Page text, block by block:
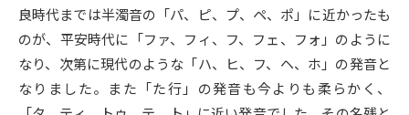
オープンキャンパスなどを調べる
オープンキャンパス検索 実施プログラムから探す
良時代までは半濁音の「パ、ピ、プ、ペ、ポ」に近かったも
のが、平安時代に「ファ、フィ、フ、フェ、フォ」のように
なり、次第に現代のような「ハ、ヒ、フ、ヘ、ホ」の発音と
なりました。また「た行」の発音も今よりも柔らかく、